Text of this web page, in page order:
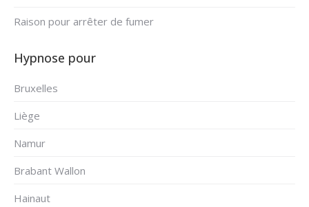
Raison pour arrêter de fumer
Hypnose pour
Bruxelles
Liège
Namur
Brabant Wallon
Hainaut